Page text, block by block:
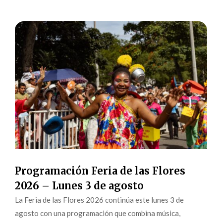
Programación Feria de las Flores
2026 – Lunes 3 de agosto
La Feria de las Flores 2026 continúa este lunes 3 de
agosto con una programación que combina música,